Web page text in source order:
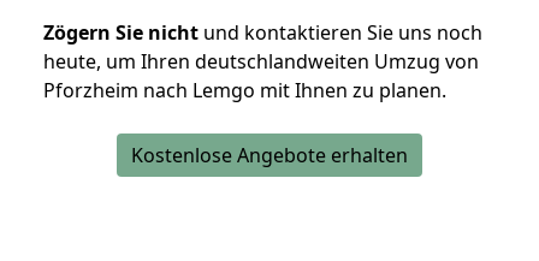
Zögern Sie nicht und kontaktieren Sie uns noch
heute, um Ihren deutschlandweiten Umzug von
Pforzheim nach Lemgo mit Ihnen zu planen.
Kostenlose Angebote erhalten